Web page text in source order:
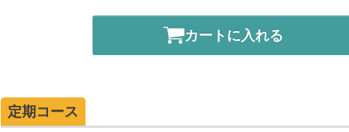
カートに入れる
定期コース